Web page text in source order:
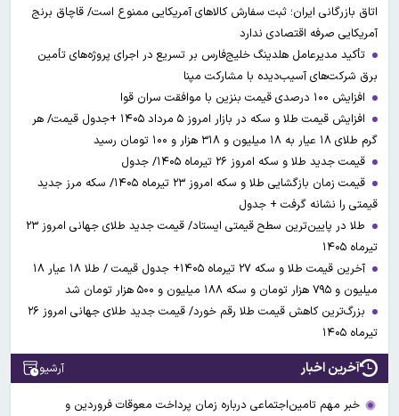
اتاق بازرگانی ایران؛ ثبت سفارش کالاهای آمریکایی ممنوع است/ قاچاق برنج
آمریکایی صرفه اقتصادی ندارد
تأکید مدیرعامل هلدینگ خلیج‌فارس بر تسریع در اجرای پروژه‌های تأمین
برق شرکت‌های آسیب‌دیده با مشارکت مپنا
افزایش ۱۰۰ درصدی قیمت بنزین با موافقت سران قوا
افزایش قیمت طلا و سکه در بازار امروز ۵ مرداد ۱۴۰۵ +جدول قیمت/ هر
گرم طلای ۱۸ عیار به ۱۸ میلیون و ۳۱۸ هزار و ۱۰۰ تومان رسید
قیمت جدید طلا و سکه امروز ۲۶ تیرماه ۱۴۰۵/ جدول
قیمت زمان بازگشایی طلا و سکه امروز ۲۳ تیرماه ۱۴۰۵/ سکه مرز جدید
قیمتی را نشانه گرفت + جدول
طلا در پایین‌ترین سطح قیمتی ایستاد/ قیمت جدید طلای جهانی امروز ۲۳
تیرماه ۱۴۰۵
آخرین قیمت طلا و سکه ۲۷ تیرماه ۱۴۰۵+ جدول قیمت / طلا ۱۸ عیار ۱۸
میلیون و ۷۹۵ هزار تومان و سکه ۱۸۸ میلیون و ۵۰۰ هزار تومان شد
بزرگ‌ترین کاهش قیمت طلا رقم خورد/ قیمت جدید طلای جهانی امروز ۲۶
تیرماه ۱۴۰۵
آخرین اخبار آرشیو
خبر مهم تامین‌اجتماعی درباره زمان پرداخت معوقات فروردین و